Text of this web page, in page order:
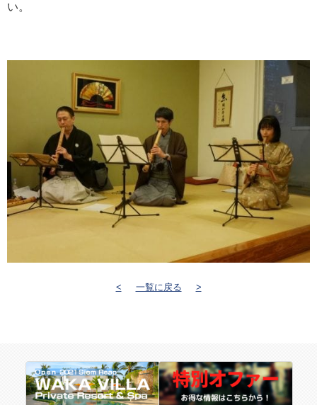
い。
< 一覧に戻る >